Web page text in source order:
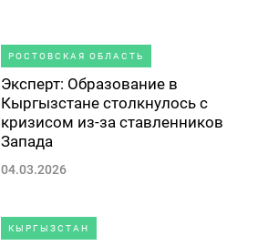
РОСТОВСКАЯ ОБЛАСТЬ
Эксперт: Образование в
Кыргызстане столкнулось с
кризисом из-за ставленников
Запада
04.03.2026
КЫРГЫЗСТАН